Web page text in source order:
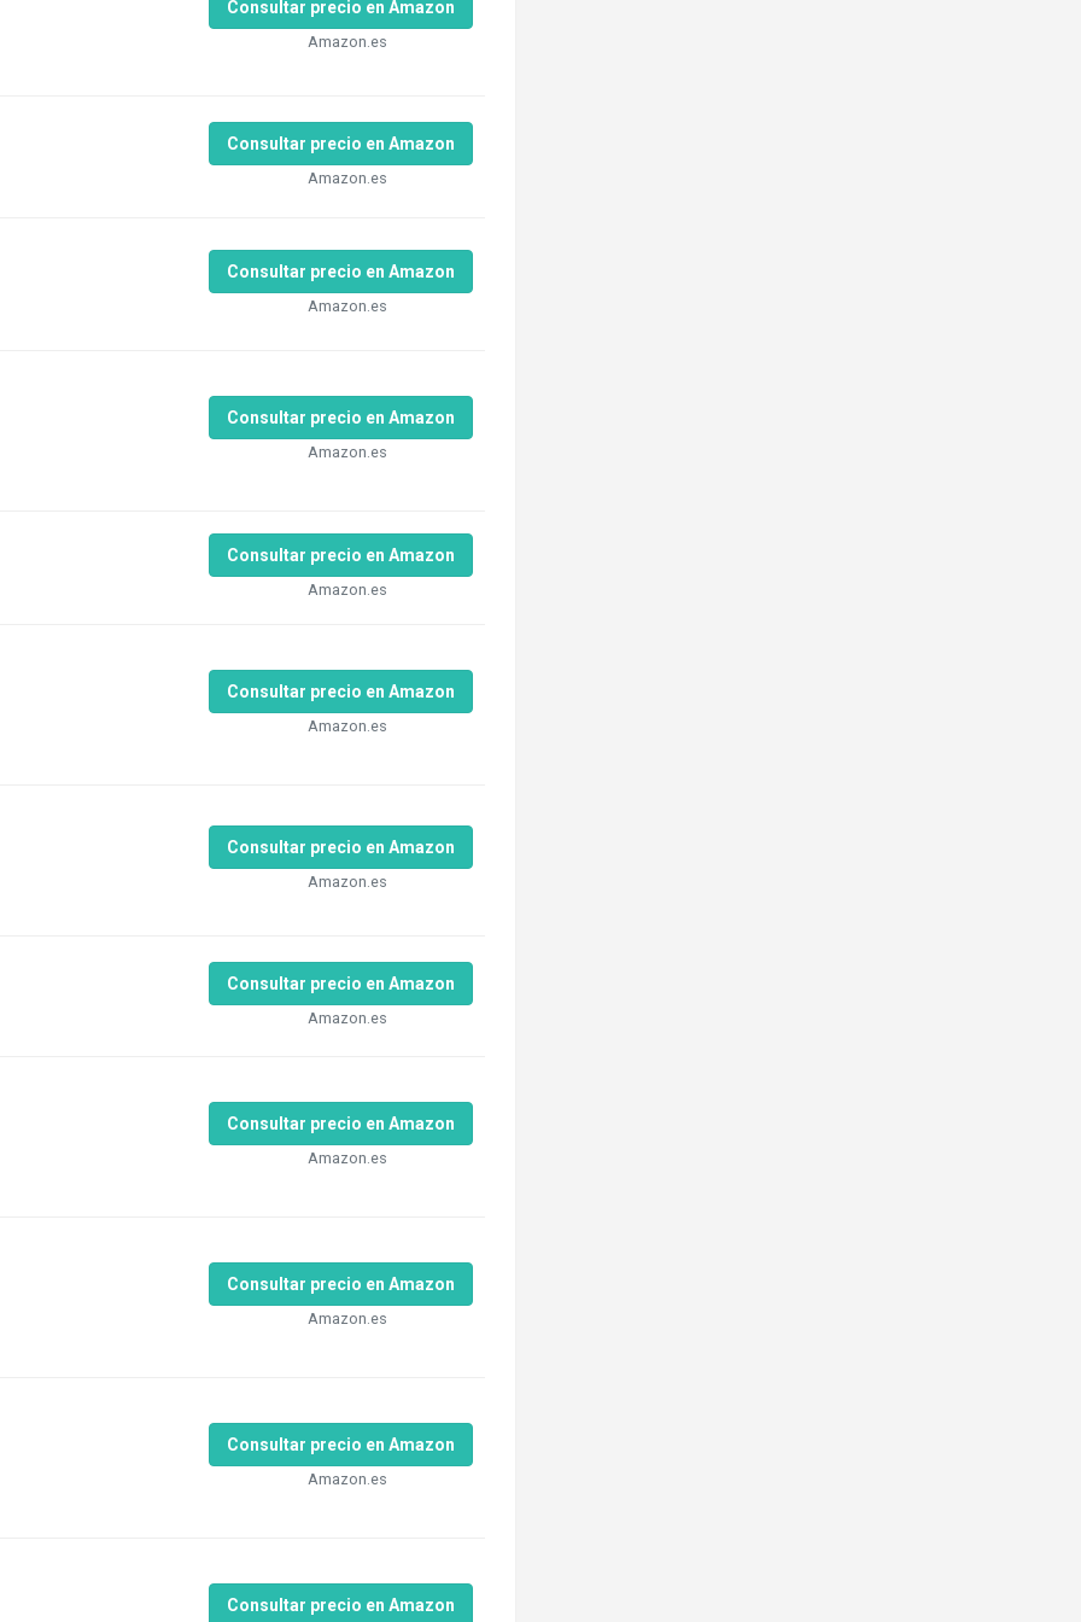
Consultar precio en Amazon
Amazon.es
Consultar precio en Amazon
Amazon.es
Consultar precio en Amazon
Amazon.es
Consultar precio en Amazon
Amazon.es
Consultar precio en Amazon
Amazon.es
Consultar precio en Amazon
Amazon.es
Consultar precio en Amazon
Amazon.es
Consultar precio en Amazon
Amazon.es
Consultar precio en Amazon
Amazon.es
Consultar precio en Amazon
Amazon.es
Consultar precio en Amazon
Amazon.es
Consultar precio en Amazon